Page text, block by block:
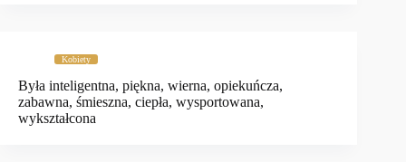
Kobiety
Była inteligentna, piękna, wierna, opiekuńcza,
zabawna, śmieszna, ciepła, wysportowana,
wykształcona